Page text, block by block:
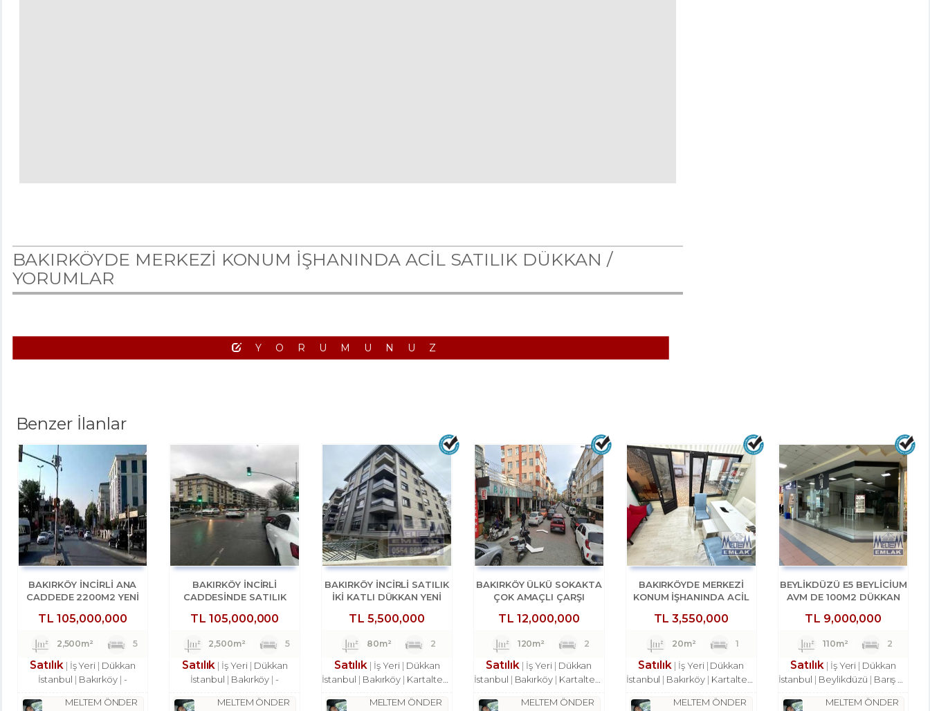
BAKIRKÖYDE MERKEZİ KONUM İŞHANINDA ACİL SATILIK DÜKKAN /
YORUMLAR
YORUMUNUZ
Benzer İlanlar
BAKIRKÖY İNCİRLİ ANA
CADDEDE 2200M2 YENİ
TL 105,000,000
2,500m² 5
Satılık İş Yeri
Dükkan
İstanbul
Bakırköy -
MELTEM ÖNDER
BAKIRKÖY İNCİRLİ
CADDESINDE SATILIK
TL 105,000,000
2,500m² 5
Satılık İş Yeri
Dükkan
İstanbul
Bakırköy -
MELTEM ÖNDER
BAKIRKÖY İNCİRLİ SATILIK
İKİ KATLI DÜKKAN YENİ
TL 5,500,000
80m² 2
Satılık İş Yeri
Dükkan
İstanbul
Bakırköy Kartaltepe Mah.
MELTEM ÖNDER
BAKIRKÖY ÜLKÜ SOKAKTA
ÇOK AMAÇLI ÇARŞI
TL 12,000,000
120m² 2
Satılık İş Yeri
Dükkan
İstanbul
Bakırköy Kartaltepe Mah.
MELTEM ÖNDER
BAKIRKÖYDE MERKEZİ
KONUM İŞHANINDA ACİL
TL 3,550,000
20m² 1
Satılık İş Yeri
Dükkan
İstanbul
Bakırköy Kartaltepe Mah.
MELTEM ÖNDER
BEYLİKDÜZÜ E5 BEYLİCİUM
AVM DE 100M2 DÜKKAN
TL 9,000,000
110m² 2
Satılık İş Yeri
Dükkan
İstanbul
Beylikdüzü Barış Mah.
MELTEM ÖNDER